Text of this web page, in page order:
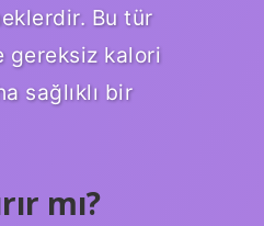
Bu tür
gereksiz kalori
sağlıklı bir
mı?